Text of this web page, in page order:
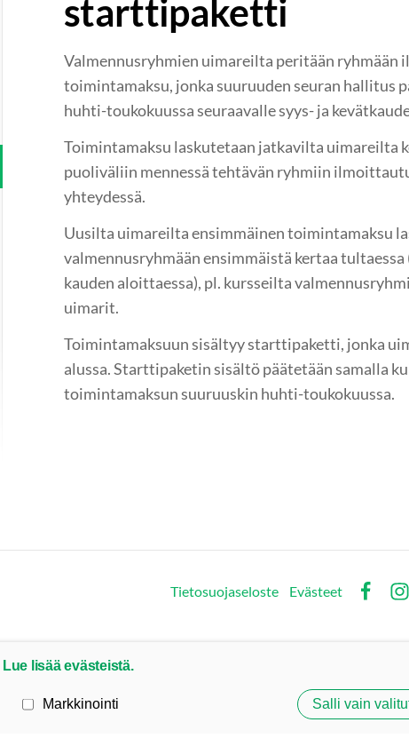
starttipaketti
Valmennusryhmien uimareilta peritään ryhmään
toimintamaksu, jonka suuruuden seuran hallitus
huhti-toukokuussa seuraavalle syys- ja
Toimintamaksu laskutetaan jatkavilta uimareilta
puoliväliin mennessä tehtävän ryhmiin
yhteydessä.
Uusilta uimareilta ensimmäinen toimintamaksu
valmennusryhmään ensimmäistä kertaa tultaessa
kauden aloittaessa), pl. kursseilta
uimarit.
Toimintamaksuun sisältyy starttipaketti, jonka
alussa. Starttipaketin sisältö päätetään samalla
toimintamaksun suuruuskin huhti-toukokuussa.
Tietosuojaseloste
Evästeet
Lue lisää evästeistä.
Markkinointi Salli vain